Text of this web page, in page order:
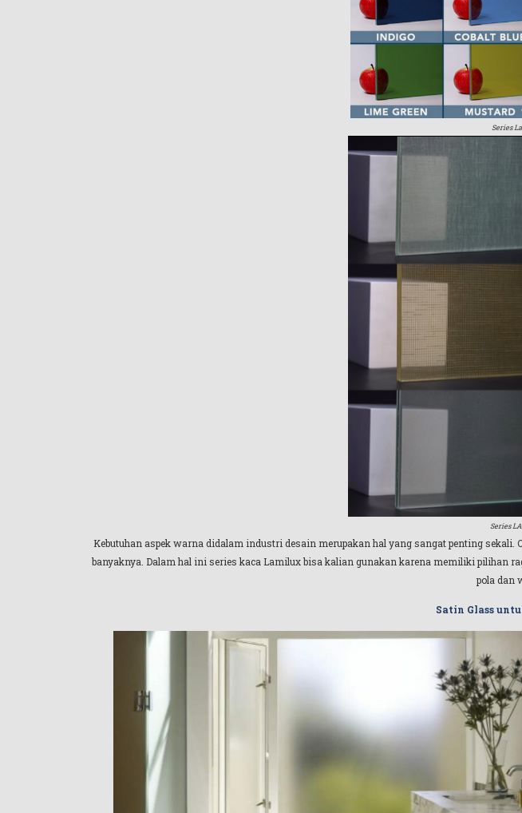
Series
Series
Kebutuhan aspek warna didalam industri desain merupakan hal yang sangat penting
banyaknya. Dalam hal ini series kaca Lamilux bisa kalian gunakan karena memiliki pilihan
pola dan
Satin Glass